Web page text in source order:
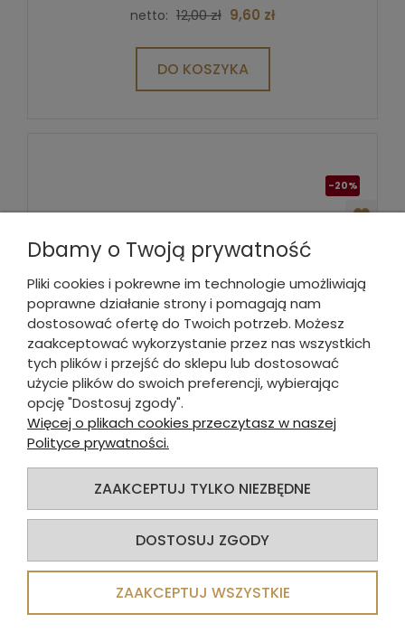
netto: 12,00 zł 9,60 zł
DO KOSZYKA
-20%
Czarna, metalowa podstawa GN 2/3,
brutto: 135,30 zł 108,24 zł
netto: 110,00 zł 88,00 zł
Dbamy o Twoją prywatność
Pliki cookies i pokrewne im technologie umożliwiają
poprawne działanie strony i pomagają nam
dostosować ofertę do Twoich potrzeb. Możesz
zaakceptować wykorzystanie przez nas wszystkich
tych plików i przejść do sklepu lub dostosować
użycie plików do swoich preferencji, wybierając
opcję "Dostosuj zgody".
Więcej o plikach cookies przeczytasz w naszej
Polityce prywatności.
ZAAKCEPTUJ TYLKO NIEZBĘDNE
DOSTOSUJ ZGODY
ZAAKCEPTUJ WSZYSTKIE